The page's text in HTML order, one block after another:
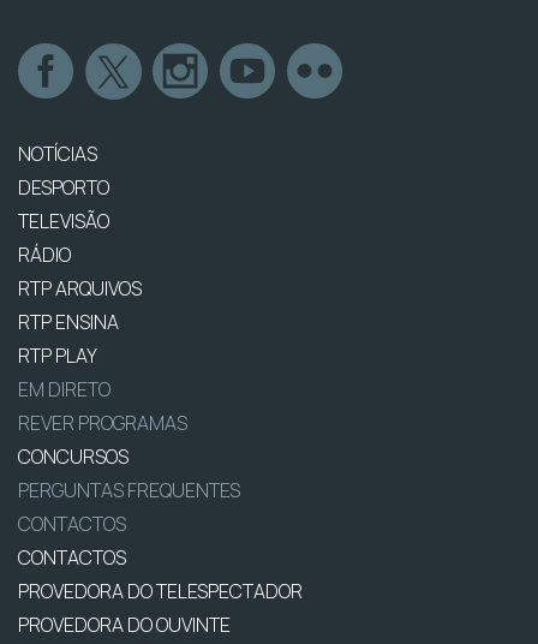
NOTÍCIAS
DESPORTO
TELEVISÃO
RÁDIO
RTP ARQUIVOS
RTP ENSINA
RTP PLAY
EM DIRETO
REVER PROGRAMAS
CONCURSOS
PERGUNTAS FREQUENTES
CONTACTOS
CONTACTOS
PROVEDORA DO TELESPECTADOR
PROVEDORA DO OUVINTE